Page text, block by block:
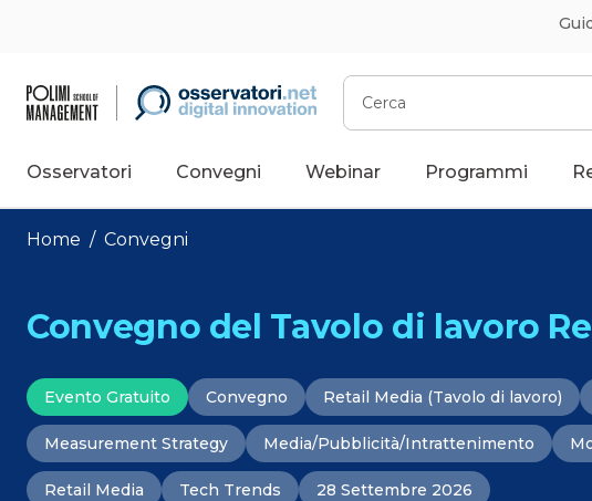
Cerca
Osservatori Convegni Webinar Programmi
Home / Convegni
Convegno del Tavolo di lavoro
Evento Gratuito Convegno Retail Media (Tavolo di lavoro)
Measurement Strategy Media/Pubblicità/Intrattenimento
Retail Media Tech Trends 28 Settembre 2026